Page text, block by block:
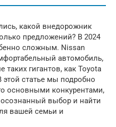
какой внедорожник
предложений? В 2024
сложным. Nissan
автомобиль,
таких гигантов, как Toyota
этой статье мы подробно
основными конкурентами,
выбор и найти
вашей семьи и